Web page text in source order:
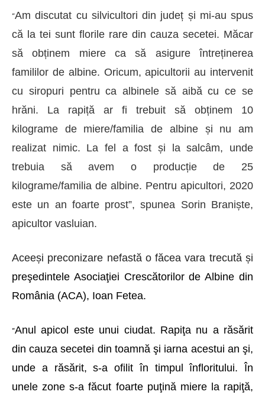
”Am discutat cu silvicultori din județ și mi-au spus
că la tei sunt florile rare din cauza secetei. Măcar
să obținem miere ca să asigure întreținerea
famililor de albine. Oricum, apicultorii au intervenit
cu siropuri pentru ca albinele să aibă cu ce se
hrăni. La rapiță ar fi trebuit să obținem 10
kilograme de miere/familia de albine și nu am
realizat nimic. La fel a fost și la salcâm, unde
trebuia să avem o producție de 25
kilograme/familia de albine. Pentru apicultori, 2020
este un an foarte prost”, spunea Sorin Braniște,
apicultor vasluian.
Aceeși preconizare nefastă o făcea vara trecută și
preşedintele Asociaţiei Crescătorilor de Albine din
România (ACA), Ioan Fetea.
“Anul apicol este unui ciudat. Rapiţa nu a răsărit
din cauza secetei din toamnăşi iarna acestui an şi,
unde a răsărit, s-a ofilit în timpul înfloritului. În
unele zone s-a făcut foarte puţină miere la rapiţă,